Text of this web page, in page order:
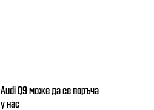
Audi Q9 може да се поръча
у нас